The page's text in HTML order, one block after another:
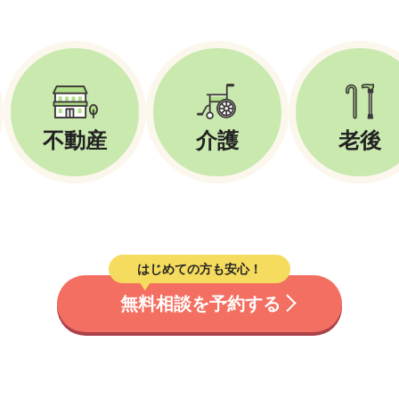
不動産 介護 老後
はじめての方も安心！
無料相談を予約する